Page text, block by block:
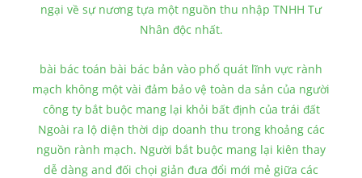
ngại về sự nương tựa một nguồn thu nhập TNHH Tư
Nhân độc nhất.
bài bác toán bài bác bản vào phổ quát lĩnh vực rành
mạch không một vài đảm bảo vệ toàn da sản của người
công ty bắt buộc mang lại khỏi bất định của trái đất
Ngoài ra lộ diện thời dịp doanh thu trong khoảng các
nguồn rành mạch. Người bắt buộc mang lại kiên thay
dễ dàng and đối chọi giản đưa đổi mới mẻ giữa các